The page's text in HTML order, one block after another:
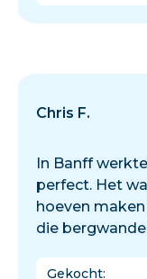
Chris F.
In Banff
perfect. Het
hoeven
die
Gekocht: